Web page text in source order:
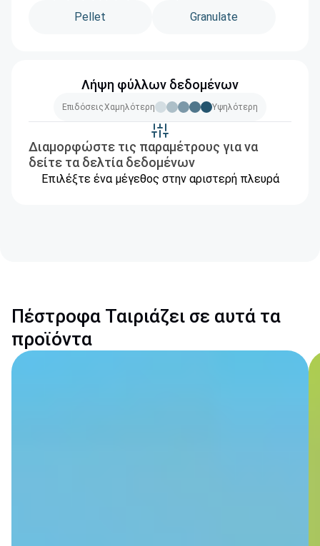
Pellet Granulate
Λήψη φύλλων δεδομένων
ΕπιδόσειςΧαμηλότερη Υψηλότερη
Διαμορφώστε τις παραμέτρους για να
δείτε τα δελτία δεδομένων
Επιλέξτε ένα μέγεθος στην αριστερή πλευρά
Πέστροφα Ταιριάζει σε αυτά τα
προϊόντα